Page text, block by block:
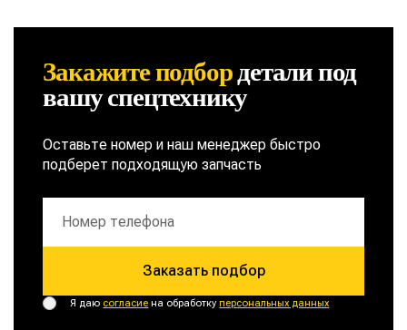
Закажите подбордеталипод
вашу спецтехнику
Оставьте номер и наш менеджер быстро
подберет подходящую запчасть
Заказать подбор
Я даю согласие на обработкуперсональных данных